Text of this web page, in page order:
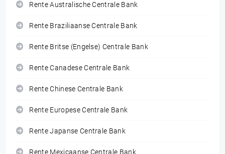
Rente Australische Centrale Bank
Rente Braziliaanse Centrale Bank
Rente Britse (Engelse) Centrale Bank
Rente Canadese Centrale Bank
Rente Chinese Centrale Bank
Rente Europese Centrale Bank
Rente Japanse Centrale Bank
Rente Mexicaanse Centrale Bank